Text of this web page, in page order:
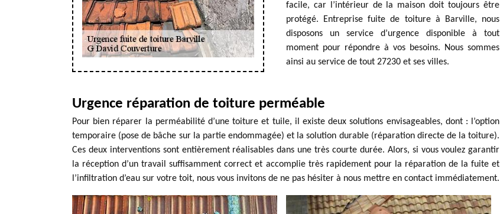
facile, car l’intérieur de la maison doit toujours être
protégé. Entreprise fuite de toiture à Barville, nous
disposons un service d’urgence disponible à tout
moment pour répondre à vos besoins. Nous sommes
ainsi au service de tout 27230 et ses villes.
Urgence réparation de toiture perméable
Pour bien réparer la perméabilité d’une toiture et tuile, il existe deux solutions envisageables, dont : l’option
temporaire (pose de bâche sur la partie endommagée) et la solution durable (réparation directe de la toiture).
Ces deux interventions sont entièrement réalisables dans une très courte durée. Alors, si vous voulez garantir
la réception d’un travail suffisamment correct et accomplie très rapidement pour la réparation de la fuite et
l’infiltration d’eau sur votre toit, nous vous invitons de ne pas hésiter à nous mettre en contact immédiatement.